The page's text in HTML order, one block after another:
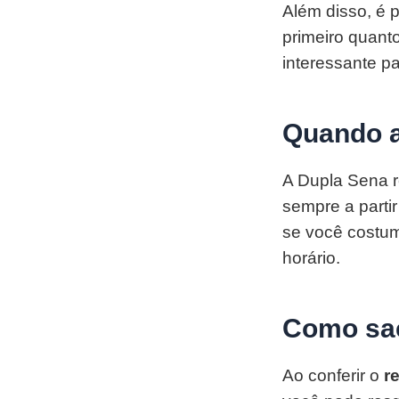
Além disso, é
primeiro
interessante
Quando
A Dupla Sena
sempre a
se você
horário.
Como
Ao conferir o